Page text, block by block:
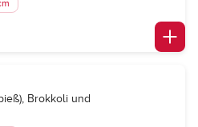
Brokkoli und